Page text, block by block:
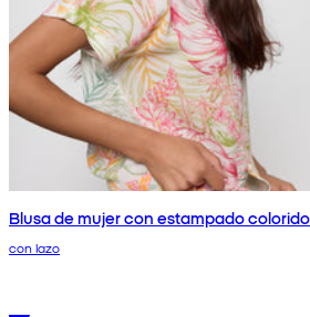
Blusa de mujer con estampado
con lazo